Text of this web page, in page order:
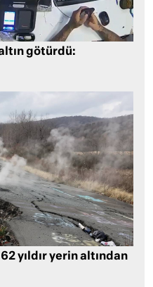
götürdü:
yıldır yerin altından